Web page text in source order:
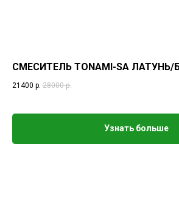
СМЕСИТЕЛЬ TONAMI-SA
21400 р. 28000 р.
Узнать больше